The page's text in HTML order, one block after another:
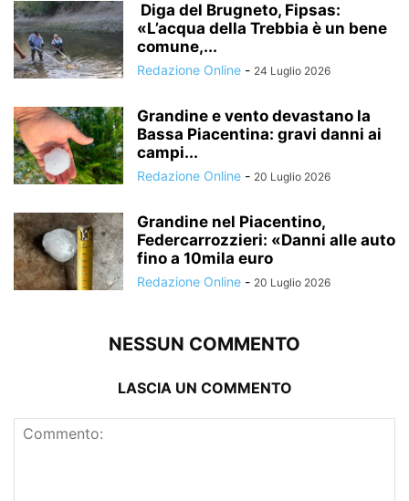
Diga del Brugneto, Fipsas:
«L’acqua della Trebbia è un bene
comune,...
Redazione Online - 24 Luglio 2026
Grandine e vento devastano la
Bassa Piacentina: gravi danni ai
campi...
Redazione Online - 20 Luglio 2026
Grandine nel Piacentino,
Federcarrozzieri: «Danni alle auto
fino a 10mila euro
Redazione Online - 20 Luglio 2026
NESSUN COMMENTO
LASCIA UN COMMENTO